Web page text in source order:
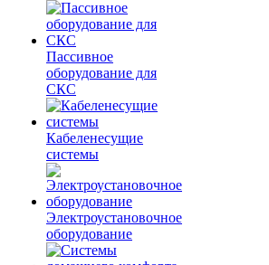
Пассивное
оборудование для
СКС
Кабеленесущие
системы
Электроустановочное
оборудование